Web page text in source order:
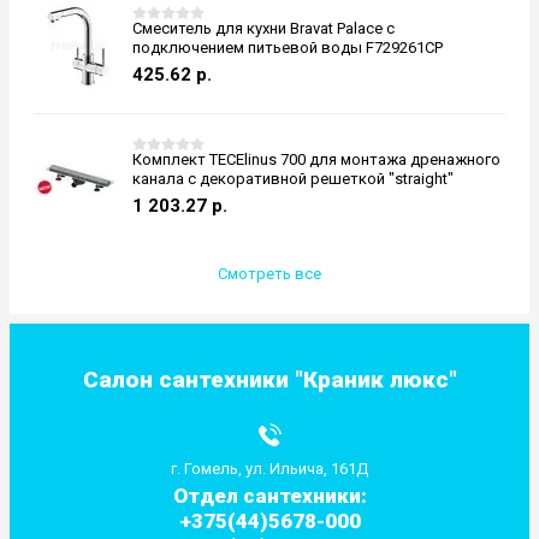
Салон сантехники "Краник люкс"
г. Гомель, ул. Ильича, 161Д
Отдел сантехники:
+375(44)5678-000
Смеситель для кухни Bravat Palace с
подключением питьевой воды F729261CP
425.62 р.
Комплект TECElinus 700 для монтажа дренажного
канала с декоративной решеткой "straight"
1 203.27 р.
Смотреть все